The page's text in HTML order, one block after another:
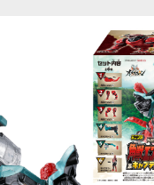
プリキュアシリーズ
チョコサプ